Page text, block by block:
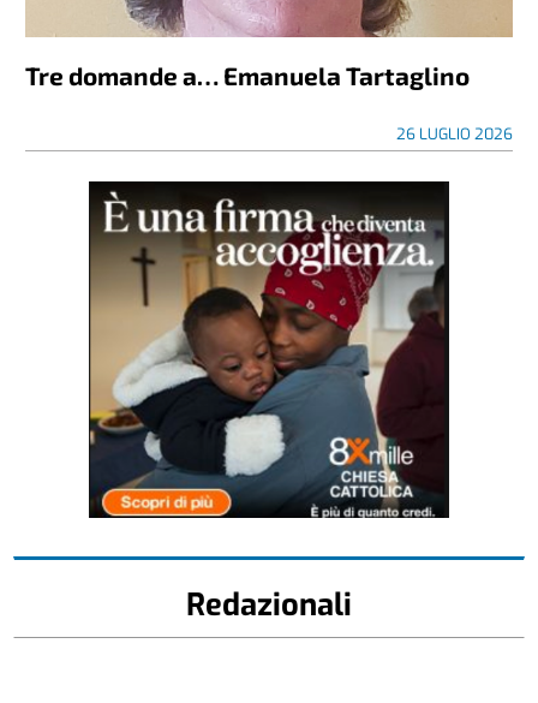
Tre domande a… Emanuela Tartaglino
26 LUGLIO 2026
Redazionali